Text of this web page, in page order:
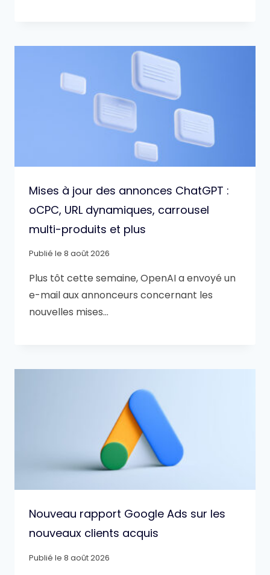
Mises à jour des annonces ChatGPT :
oCPC, URL dynamiques, carrousel
multi-produits et plus
Publié le 8 août 2026
Plus tôt cette semaine, OpenAI a envoyé un
e-mail aux annonceurs concernant les
nouvelles mises…
Nouveau rapport Google Ads sur les
nouveaux clients acquis
Publié le 8 août 2026